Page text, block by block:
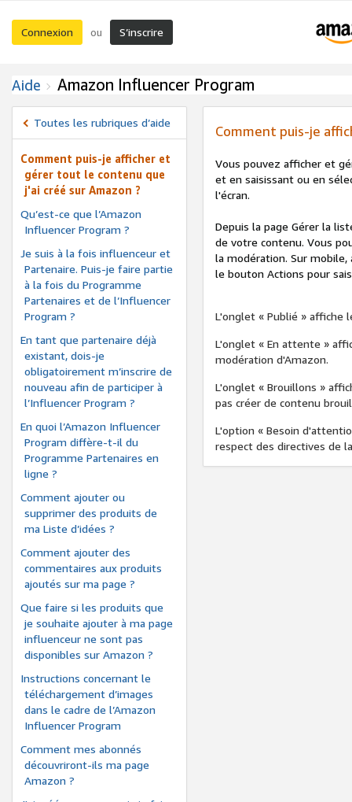
Connexion ou S’inscrire
Aide Amazon Influencer Program
Toutes les rubriques d’aide
Comment puis-je afficher et
gérer tout le contenu que
j'ai créé sur Amazon ?
Qu’est-ce que l’Amazon
Influencer Program ?
Je suis à la fois influenceur et
Partenaire. Puis-je faire partie
à la fois du Programme
Partenaires et de l’Influencer
Program ?
En tant que partenaire déjà
existant, dois-je
obligatoirement m’inscrire de
nouveau afin de participer à
l’Influencer Program ?
En quoi l’Amazon Influencer
Program diffère-t-il du
Programme Partenaires en
ligne ?
Comment ajouter ou
supprimer des produits de
ma Liste d’idées ?
Comment ajouter des
commentaires aux produits
ajoutés sur ma page ?
Que faire si les produits que
je souhaite ajouter à ma page
influenceur ne sont pas
disponibles sur Amazon ?
Instructions concernant le
téléchargement d’images
dans le cadre de l’Amazon
Influencer Program
Comment mes abonnés
découvriront-ils ma page
Amazon ?
Comment puis-je
Vous pouvez afficher et
et en saisissant ou en
l'écran.
Depuis la page Gérer la
de votre contenu. Vous
la modération. Sur
le bouton Actions pour
L'onglet « Publié » affiche
L'onglet « En attente »
modération d'Amazon.
L'onglet « Brouillons »
pas créer de contenu
L'option « Besoin
respect des directives de